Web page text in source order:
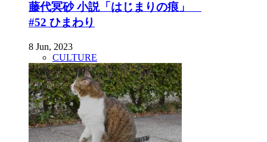
藤代冥砂 小説「はじまりの痕」
#52 ひまわり
8 Jun, 2023
CULTURE